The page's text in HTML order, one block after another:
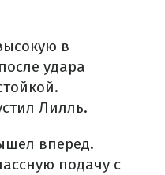
в
удара
Лилль.
вперед.
подачу с